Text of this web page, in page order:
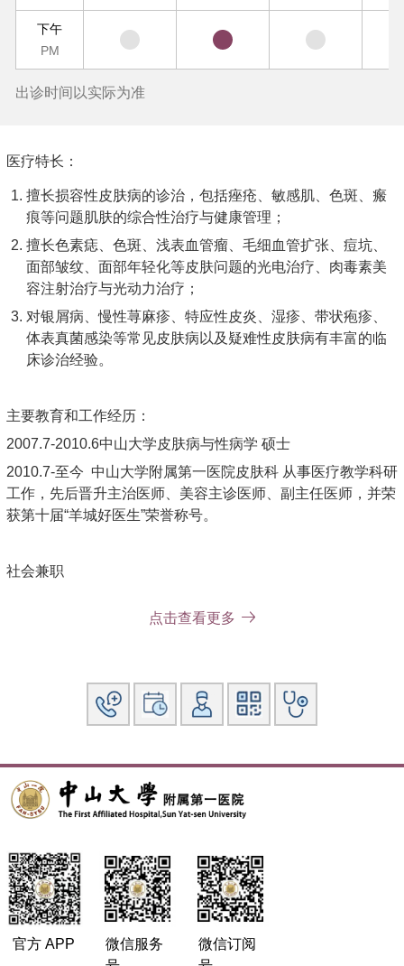
下午
PM
出诊时间以实际为准
医疗特长：
擅长损容性皮肤病的诊治，包括痤疮、敏感肌、色斑、瘢
痕等问题肌肤的综合性治疗与健康管理；
擅长色素痣、色斑、浅表血管瘤、毛细血管扩张、痘坑、
面部皱纹、面部年轻化等皮肤问题的光电治疗、肉毒素美
容注射治疗与光动力治疗；
对银屑病、慢性荨麻疹、特应性皮炎、湿疹、带状疱疹、
体表真菌感染等常见皮肤病以及疑难性皮肤病有丰富的临
床诊治经验。
主要教育和工作经历：
2007.7-2010.6中山大学皮肤病与性病学 硕士
2010.7-至今 中山大学附属第一医院皮肤科 从事医疗教学科研
工作，先后晋升主治医师、美容主诊医师、副主任医师，并荣
获第十届“羊城好医生”荣誉称号。
社会兼职
广州市医师协会激光美容与整形专业医师分会常务委员
广东省皮肤性病管理协会委员
广东省自然医学皮肤管理协会委员
广东省整形美容协会皮肤美容分会会委员
科研情况
发表NEJM杂志在内的10余篇SCI收录论文，主持省级科学研
究基金一项，主持国家自然科学青年基金一项。主要研究方向
是面部年轻化、损容性皮肤病与瘢痕的治疗新技术与新手段。
点击查看更多
官方 APP
微信服务
微信订阅